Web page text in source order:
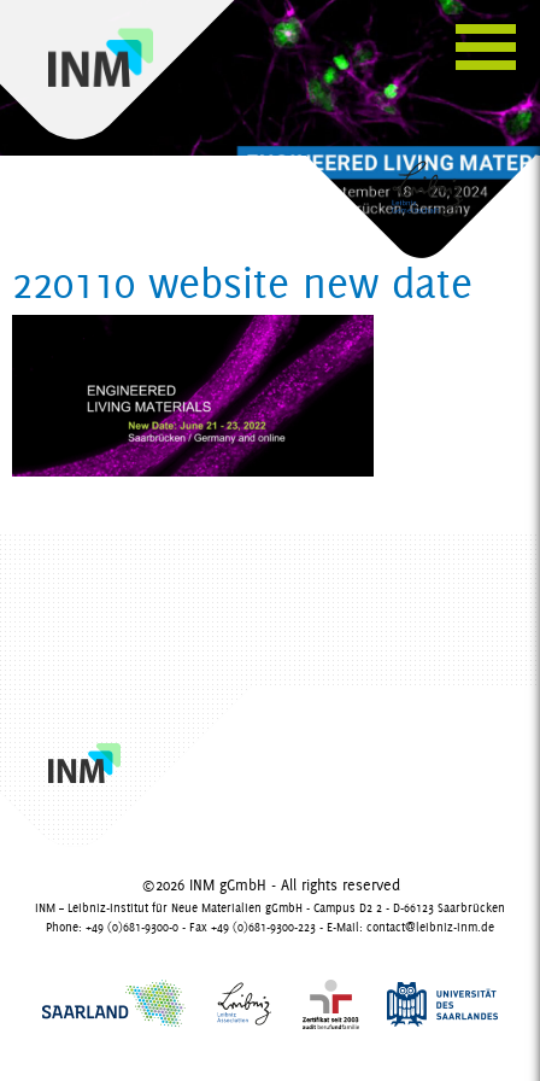
220110 website new date
©2026 INM gGmbH - All rights reserved
INM – Leibniz-Institut für Neue Materialien gGmbH - Campus D2 2 - D-66123 Saarbrücken
Phone: +49 (0)681-9300-0 - Fax +49 (0)681-9300-223 - E-Mail: contact@leibniz-inm.de